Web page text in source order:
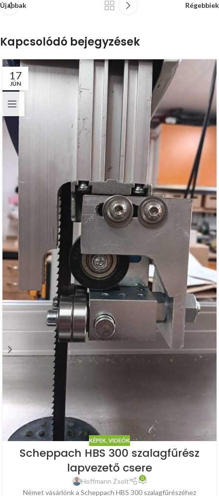
Újabbak Régebbiek
Kapcsolódó bejegyzések
17
JÚN
KÉPEK, VIDEÓK
Scheppach HBS 300 szalagfűrész
lapvezető csere
Hoffmann Zsolt 0
Német vásárlónk a Scheppach HBS 300 szalagfűrészéhez